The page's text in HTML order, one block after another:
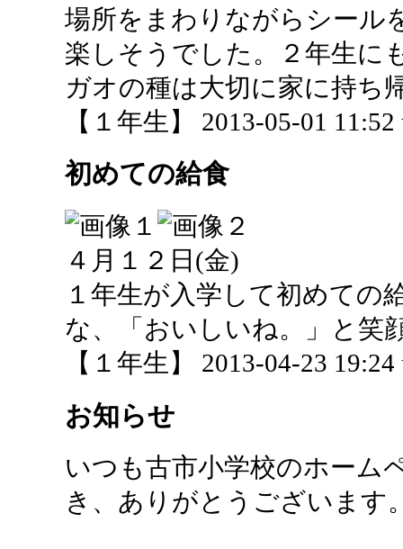
場所をまわりながらシール
楽しそうでした。２年生に
ガオの種は大切に家に持ち
【１年生】 2013-05-01 11:52
初めての給食
４月１２日(金)
１年生が入学して初めての
な、「おいしいね。」と笑
【１年生】 2013-04-23 19:24
お知らせ
いつも古市小学校のホーム
き、ありがとうございます